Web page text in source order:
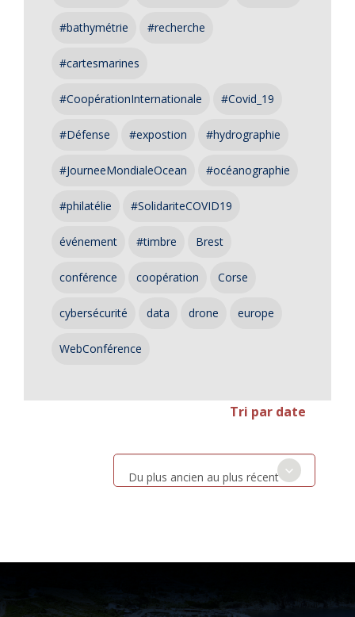
#bathymétrie #recherche
#cartesmarines
#CoopérationInternationale #Covid_19
#Défense #expostion #hydrographie
#JourneeMondialeOcean #océanographie
#philatélie #SolidariteCOVID19
événement #timbre Brest
conférence coopération Corse
cybersécurité data drone europe
WebConférence
Tri par date
Du plus ancien au plus récent